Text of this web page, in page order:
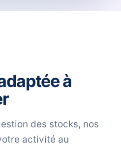
à
des stocks, nos
activité au